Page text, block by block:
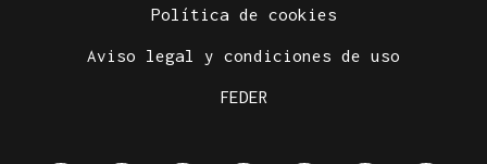
Política de cookies
Aviso legal y condiciones de uso
FEDER